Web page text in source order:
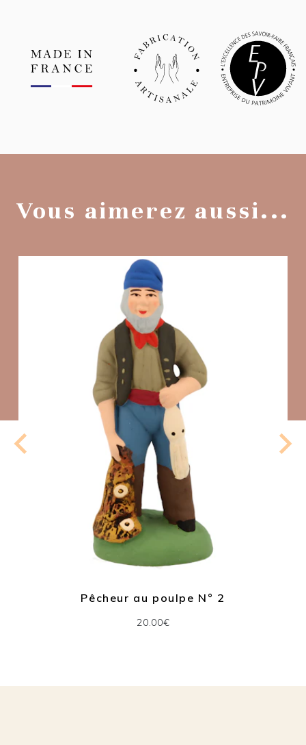
Vous aimerez aussi...
Pêcheur au poulpe N° 2
20.00€